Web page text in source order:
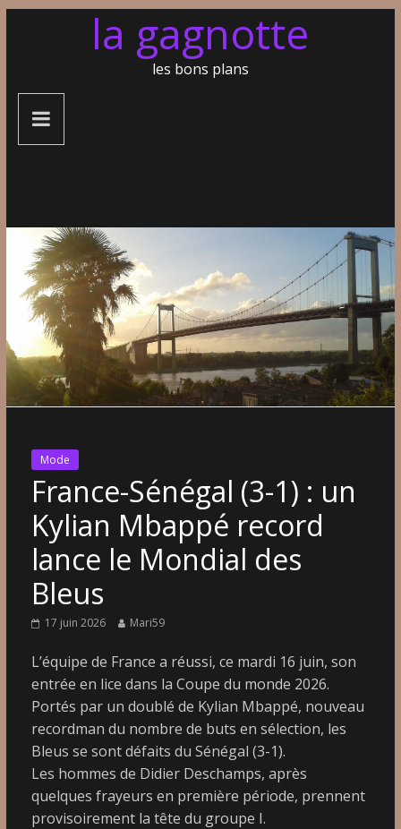
la gagnotte
les bons plans
Mode
France-Sénégal (3-1) : un
Kylian Mbappé record
lance le Mondial des
Bleus
17 juin 2026 Mari59
L’équipe de France a réussi, ce mardi 16 juin, son
entrée en lice dans la Coupe du monde 2026.
Portés par un doublé de Kylian Mbappé, nouveau
recordman du nombre de buts en sélection, les
Bleus se sont défaits du Sénégal (3-1).
Les hommes de Didier Deschamps, après
quelques frayeurs en première période, prennent
provisoirement la tête du groupe I.